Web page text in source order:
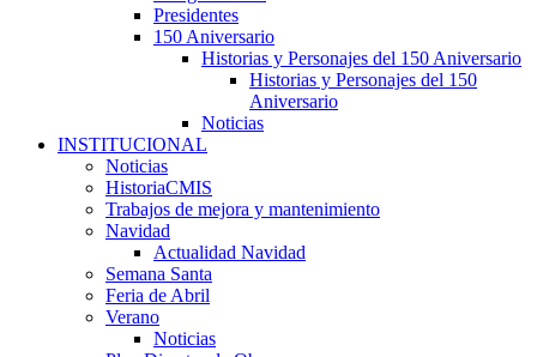
Presidentes
150 Aniversario
Historias y Personajes del 150 Aniversario
Historias y Personajes del 150
Aniversario
Noticias
INSTITUCIONAL
Noticias
HistoriaCMIS
Trabajos de mejora y mantenimiento
Navidad
Actualidad Navidad
Semana Santa
Feria de Abril
Verano
Noticias